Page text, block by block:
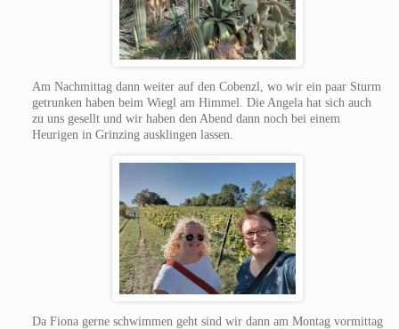
Am Nachmittag dann weiter auf den Cobenzl, wo wir ein paar Sturm
getrunken haben beim Wiegl am Himmel. Die Angela hat sich auch
zu uns gesellt und wir haben den Abend dann noch bei einem
Heurigen in Grinzing ausklingen lassen.
Da Fiona gerne schwimmen geht sind wir dann am Montag vormittag